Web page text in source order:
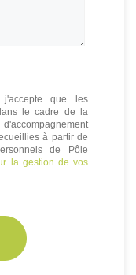
j'accepte que les
le cadre de la
à partir de
de Pôle
la gestion de vos